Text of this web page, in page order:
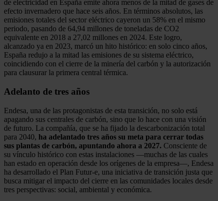
de electricidad en España emite ahora menos de la mitad de gases de
efecto invernadero que hace seis años. En términos absolutos, las
emisiones totales del sector eléctrico cayeron un 58% en el mismo
periodo, pasando de 64,94 millones de toneladas de CO2
equivalente en 2018 a 27,02 millones en 2024. Este logro,
alcanzado ya en 2023, marcó un hito histórico: en solo cinco años,
España redujo a la mitad las emisiones de su sistema eléctrico,
coincidiendo con el cierre de la minería del carbón y la autorización
para clausurar la primera central térmica.
Adelanto de tres años
Endesa, una de las protagonistas de esta transición, no solo está
apagando sus centrales de carbón, sino que lo hace con una visión
de futuro. La compañía, que se ha fijado la descarbonización total
para 2040, ha adelantado tres años su meta para cerrar todas
sus plantas de carbón, apuntando ahora a 2027. Consciente de
su vínculo histórico con estas instalaciones —muchas de las cuales
han estado en operación desde los orígenes de la empresa—, Endesa
ha desarrollado el Plan Futur-e, una iniciativa de transición justa que
busca mitigar el impacto del cierre en las comunidades locales desde
tres perspectivas: social, ambiental y económica.